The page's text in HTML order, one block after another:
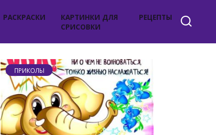
РАСКРАСКИ
КАРТИНКИ ДЛЯ
СРИСОВКИ
РЕЦЕПТЫ
ПРИКОЛЫ